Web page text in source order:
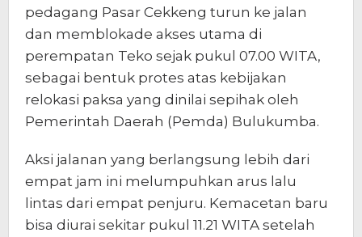
pedagang Pasar Cekkeng turun ke jalan
dan memblokade akses utama di
perempatan Teko sejak pukul 07.00 WITA,
sebagai bentuk protes atas kebijakan
relokasi paksa yang dinilai sepihak oleh
Pemerintah Daerah (Pemda) Bulukumba.
Aksi jalanan yang berlangsung lebih dari
empat jam ini melumpuhkan arus lalu
lintas dari empat penjuru. Kemacetan baru
bisa diurai sekitar pukul 11.21 WITA setelah